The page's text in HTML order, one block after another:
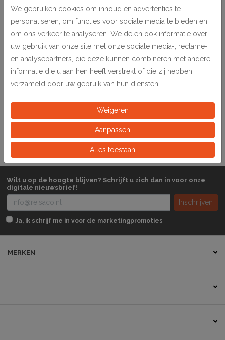
Senco C-nieten voor pneumatische nietapparaten.
Bijbehorende machine 324000 model SFT10XP.
Specificaties
324070
Wilt u op de hoogte blijven? Schrijft u zich dan in voor onze
digitale nieuwsbrief!
Inschrijven
Ja, ik schrijf me in voor de marketingpromoties
MERKEN
We gebruiken cookies om inhoud en advertenties te
personaliseren, om functies voor sociale media te bieden en
om ons verkeer te analyseren. We delen ook informatie over
uw gebruik van onze site met onze sociale media-, reclame-
en analysepartners, die deze kunnen combineren met andere
informatie die u aan hen heeft verstrekt of die zij hebben
verzameld door uw gebruik van hun diensten.
Weigeren
Aanpassen
Alles toestaan